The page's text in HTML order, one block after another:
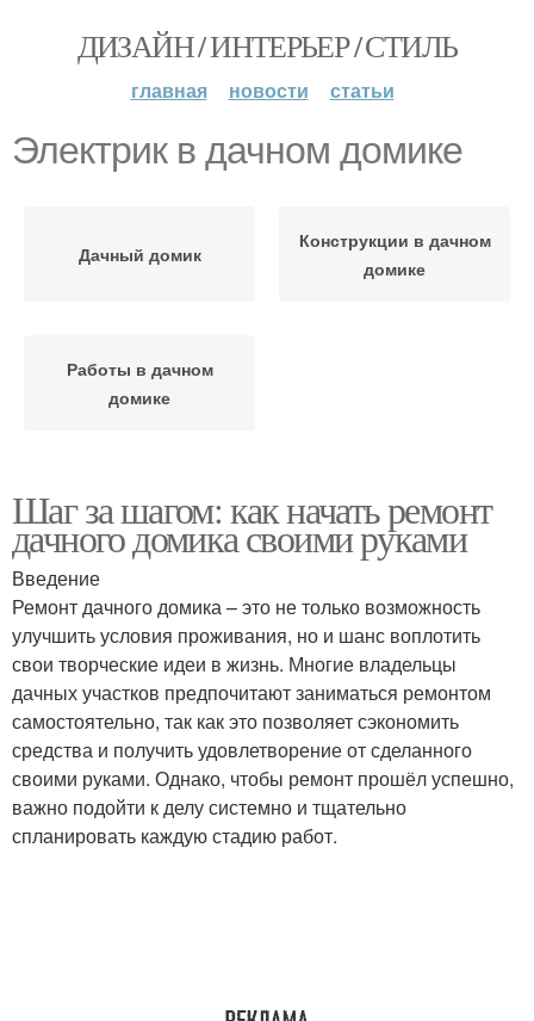
ДИЗАЙН / ИНТЕРЬЕР / СТИЛЬ
главная новости статьи
Электрик в дачном домике
Дачный домик
Конструкции в дачном
домике
Работы в дачном
домике
Шаг за шагом: как начать ремонт
дачного домика своими руками
Введение
Ремонт дачного домика – это не только возможность
улучшить условия проживания, но и шанс воплотить
свои творческие идеи в жизнь. Многие владельцы
дачных участков предпочитают заниматься ремонтом
самостоятельно, так как это позволяет сэкономить
средства и получить удовлетворение от сделанного
своими руками. Однако, чтобы ремонт прошёл успешно,
важно подойти к делу системно и тщательно
спланировать каждую стадию работ.